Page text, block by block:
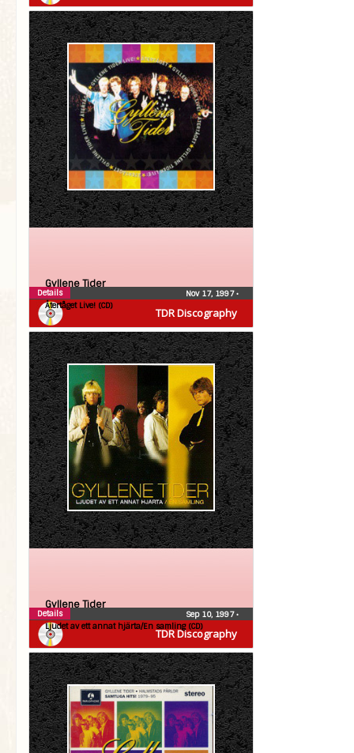
TDR Discography
Gyllene Tider
Återtåget Live! (CD)
Nov 17, 1997•
Details
TDR Discography
Gyllene Tider
Ljudet av ett annat hjärta/En samling (CD)
Sep 10, 1997•
Details